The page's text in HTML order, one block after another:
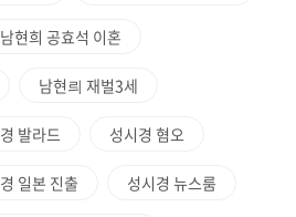
남현희 공효석 이혼
남현릐 재벌3세
발라드 성시경 혐오
일본 진출 성시경 뉴스룸